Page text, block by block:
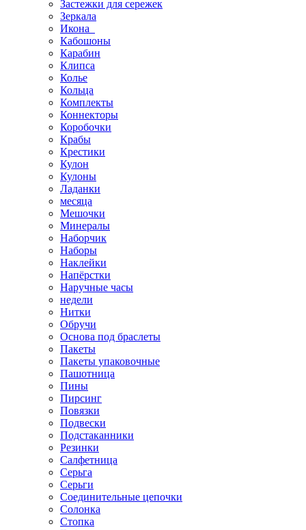
Застежки для сережек
Зеркала
Икона
Кабошоны
Карабин
Клипса
Колье
Кольца
Комплекты
Коннекторы
Коробочки
Крабы
Крестики
Кулон
Кулоны
Ладанки
месяца
Мешочки
Минералы
Наборчик
Наборы
Наклейки
Напёрстки
Наручные часы
недели
Нитки
Обручи
Основа под браслеты
Пакеты
Пакеты упаковочные
Пашотница
Пины
Пирсинг
Повязки
Подвески
Подстаканники
Резинки
Салфетница
Серьга
Серьги
Соединительные цепочки
Солонка
Стопка